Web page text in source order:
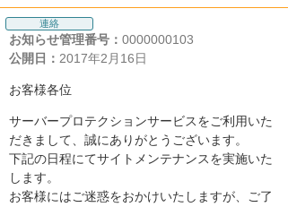
連絡
お知らせ管理番号： 0000000103
公開日： 2017年2月16日
お客様各位
サーバープロテクションサービスをご利用いた
だきまして、誠にありがとうございます。
下記の日程にてサイトメンテナンスを実施いた
します。
お客様にはご迷惑をおかけいたしますが、ご了